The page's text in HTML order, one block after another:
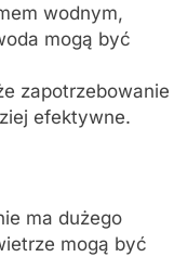
wodnym,
mogą być
zapotrzebowanie
efektywne.
ma dużego
mogą być